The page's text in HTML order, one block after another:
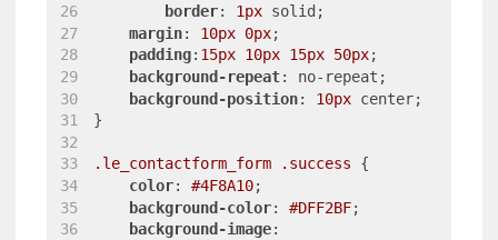
border: 1px solid;
margin: 10px 0px;
padding: 15px 10px 15px 50px;
background-repeat: no-repeat;
background-position: 10px center;
}
.le_contactform_form .success {
color: #4F8A10;
background-color: #DFF2BF;
background-image